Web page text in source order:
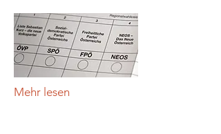
Mehr lesen